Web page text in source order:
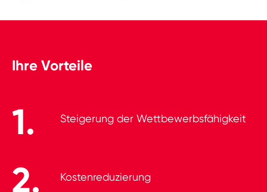
Ihre Vorteile
Steigerung der­ Wettbewerbsfähigkeit
Kostenreduzierung